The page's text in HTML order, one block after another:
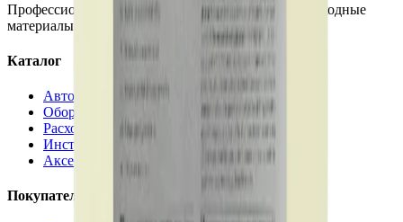
Профессиональная автохимия, оборудование и расходные
материалы для детейлинга.
Каталог
Автохимия
Оборудование
Расходные материалы
Инструменты
Аксессуары
Покупателям